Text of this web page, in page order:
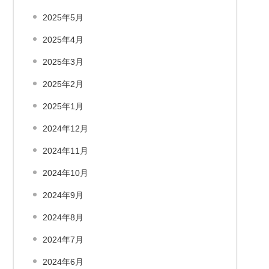
2025年5月
2025年4月
2025年3月
2025年2月
2025年1月
2024年12月
2024年11月
2024年10月
2024年9月
2024年8月
2024年7月
2024年6月